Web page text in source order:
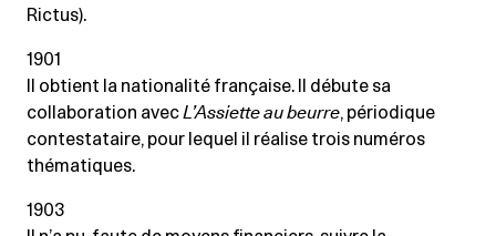
Rictus).
1901
Il obtient la nationalité française. Il débute sa
collaboration avecL’Assiette au beurre, périodique
contestataire, pour lequel il réalise trois numéros
thématiques.
1903